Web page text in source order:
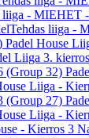
liiga -
liiga -
Padel House
Liiga 3.
(Group 32)
Liiga -
(Group 27)
Liiga -
- Kierros 3